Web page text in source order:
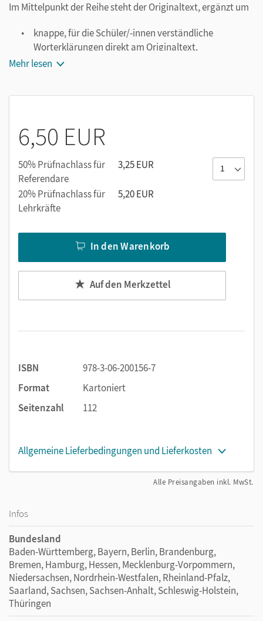
Im Mittelpunkt der Reihe steht der Originaltext, ergänzt um
knappe, für die Schüler/-innen verständliche
Worterklärungen direkt am Originaltext,
eine kurze Biografie der Autorinnen und Autoren sowie
Zusatzmaterialien zu Entstehung und Rezeption.
Mehr lesen
6,50 EUR
50% Prüfnachlass für
Referendare
3,25 EUR
20% Prüfnachlass für
Lehrkräfte
5,20 EUR
In den Warenkorb
Auf den Merkzettel
ISBN
978-3-06-200156-7
Format
Kartoniert
Seitenzahl
112
Allgemeine Lieferbedingungen und Lieferkosten
Alle Preisangaben inkl. MwSt.
Infos
Bundesland
Baden-Württemberg, Bayern, Berlin, Brandenburg,
Bremen, Hamburg, Hessen, Mecklenburg-Vorpommern,
Niedersachsen, Nordrhein-Westfalen, Rheinland-Pfalz,
Saarland, Sachsen, Sachsen-Anhalt, Schleswig-Holstein,
Thüringen